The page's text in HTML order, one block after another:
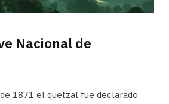
Nacional de
1871 el quetzal fue declarado